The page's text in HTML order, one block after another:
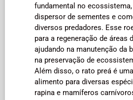
fundamental no
dispersor de sementes e
diversos predadores. Esse
para a regeneração de áreas
ajudando na manutenção da
na preservação de
Além disso, o rato preá é
alimento para diversas
rapina e mamíferos